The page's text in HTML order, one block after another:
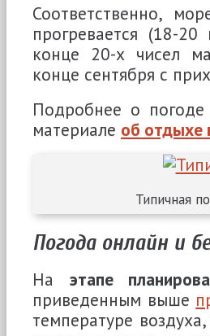
Соответственно,
прогревается (18-
конце 20-х чисел
конце сентября с
Подробнее о погоде
материале об отдыхе
Типичная
Погода онлайн и
На этапе
приведенным выше
температуре